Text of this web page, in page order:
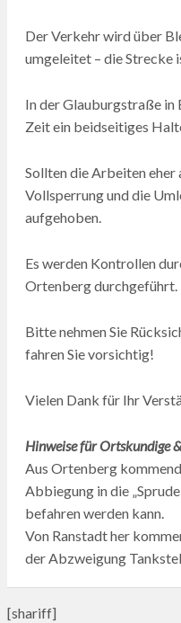
Der Verkehr wird über
umgeleitet – die Strecke
In der Glauburgstraße in
Zeit ein beidseitiges
Sollten die Arbeiten eher
Vollsperrung und die
aufgehoben.
Es werden Kontrollen
Ortenberg durchgeführt.
Bitte nehmen Sie
fahren Sie vorsichtig!
Vielen Dank für Ihr
Hinweise für Ortskundige
Aus Ortenberg
Abbiegung in die
befahren werden kann.
Von Ranstadt her
der Abzweigung
[shariff]